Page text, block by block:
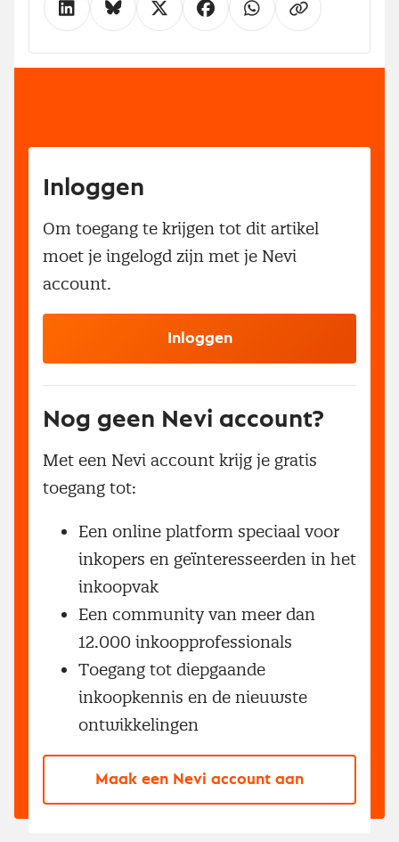
Inloggen
Om toegang te krijgen tot dit artikel
moet je ingelogd zijn met je Nevi
account.
Inloggen
Nog geen Nevi account?
Met een Nevi account krijg je gratis
toegang tot:
Een online platform speciaal voor
inkopers en geïnteresseerden in het
inkoopvak
Een community van meer dan
12.000 inkoopprofessionals
Toegang tot diepgaande
inkoopkennis en de nieuwste
ontwikkelingen
Maak een Nevi account aan